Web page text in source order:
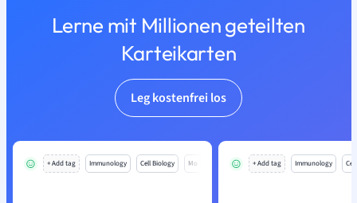
Lerne mit Millionen geteilten
Karteikarten
Leg kostenfrei los
+ Add tag Immunology Cell Biology Mo + Add tag Immunology